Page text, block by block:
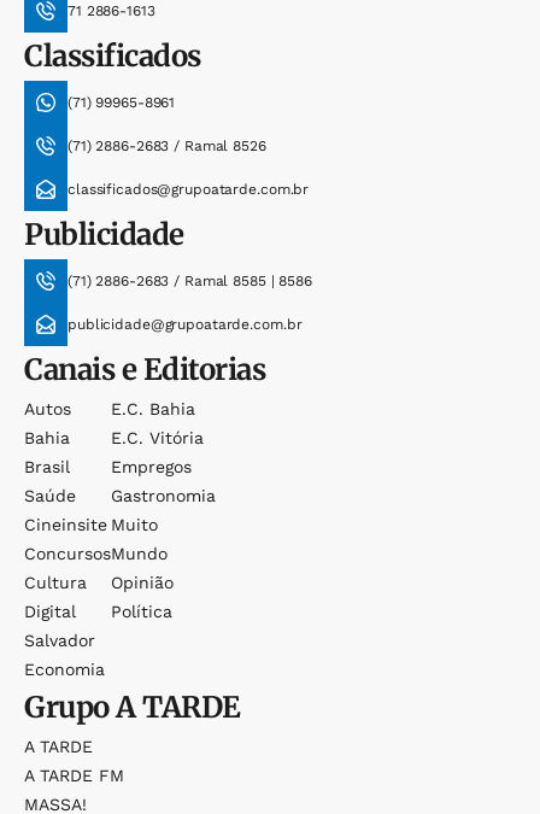
71 2886-1613
Classificados
(71) 99965-8961
(71) 2886-2683 / Ramal 8526
classificados@grupoatarde.com.br
Publicidade
(71) 2886-2683 / Ramal 8585 | 8586
publicidade@grupoatarde.com.br
Canais e Editorias
Autos
Bahia
Brasil
Saúde
Cineinsite
Concursos
Cultura
Digital
Salvador
Economia
E.c. Bahia
E.c. Vitória
Empregos
Gastronomia
Muito
Mundo
Opinião
Política
GrupoA TARDE
A TARDE
A TARDE FM
MASSA!